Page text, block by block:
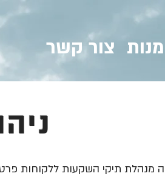
צור קשר
מנהלת תיקי השקעות ללקוחות פרטיים